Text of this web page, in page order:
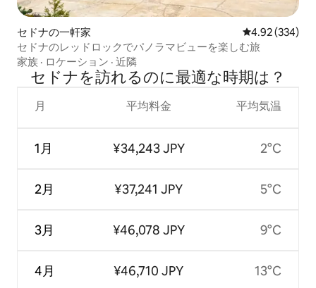
セドナの一軒家 レビュー334
4.92 (334)
セドナのレッドロックでパノラマビューを楽しむ旅
家族 · ロケーション · 近隣
セドナを訪⁠れ⁠るの⁠に最⁠適⁠な時⁠期⁠は⁠？
月
1月
2月
3月
4月
平均料金
¥34,243 JPY
¥37,241 JPY
¥46,078 JPY
¥46,710 JPY
平均気温
2°C
5°C
9°C
13°C